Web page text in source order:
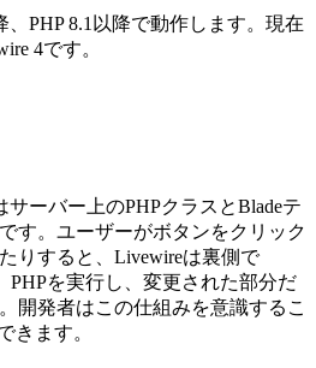
、PHP 8.1以降で動作します。現在
4です。
ーバー上のPHPクラスとBladeテ
す。ユーザーがボタンをクリック
りすると、Livewireは裏側で
PHPを実行し、変更された部分だ
開発者はこの仕組みを意識するこ
きます。